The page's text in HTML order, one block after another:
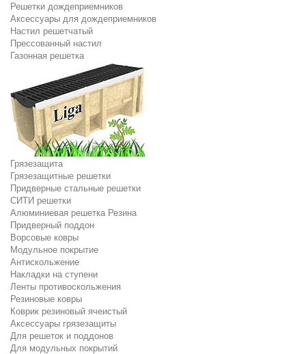
Решетки дождеприемников
Аксессуары для дождеприемников
Настил решетчатый
Прессованный настил
Газонная решетка
Грязезащита
Грязезащитные решетки
Придверные стальные решетки
СИТИ решетки
Алюминиевая решетка Резина
Придверный поддон
Ворсовые ковры
Модульное покрытие
Антискольжение
Накладки на ступени
Ленты противоскольжения
Резиновые ковры
Коврик резиновый ячеистый
Аксессуары грязезащиты
Для решеток и поддонов
Для модульных покрытий